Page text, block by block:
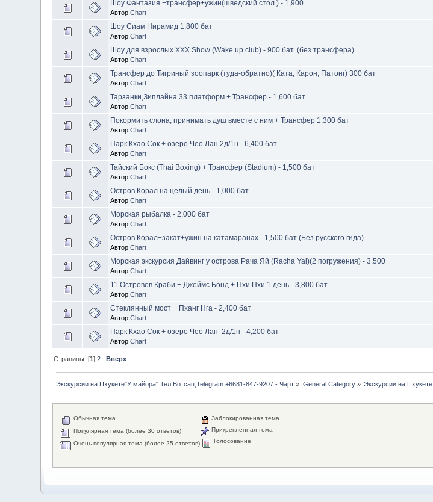
Шоу Фантазия +трансфер+ужин(шведский стол ) - 1,900
АвторChart
Шоу Сиам Нирамид​ 1,800 бат
АвторChart
Шоу для взрослых XXX Show (Wake up club) - 900 бат. (без трансфера)
АвторChart
Трансфер до Тигриный зоопарк (туда-обратно)( Ката, Карон, Патонг) 300 бат
АвторChart
Тарзанки,Зиплайна 33 платформ + Трансфер - 1,600 бат
АвторChart
Покормить слона, принимать душ вместе с ним + Трансфер 1,300 бат
АвторChart
Парк Кхао Сок + озеро Чео Лан 2д/1н - 6,400 бат
АвторChart
Тайский Бокс (Thai Boxing) + Трансфер (Stadium) - 1,500 бат
АвторChart
Остров Корал на целый день - 1,000 бат
АвторChart
Морская рыбалка - 2,000 бат
АвторChart
Остров Корал+закат+ужин на катамаранах - 1,500 бат (Без русского гида)
АвторChart
Морская экскурсия Дайвинг у острова Рача Яй (Racha Yai)(2 погружения) - 3,500
АвторChart
11 Островов Краби + Джеймс Бонд + Пхи Пхи 1 день - 3,800 бат
АвторChart
Стеклянный мост + Пханг Нга - 2,400 бат
АвторChart
Парк Кхао Сок + озеро Чео Лан 2д/1н - 4,200 бат
АвторChart
Страницы: [1]2 Вверх
Экскурсии на Пхукете"У майора".Тел,Вотсап,Telegram +6681-847-9207 - Чарт » General Category» Экскурсии на Пхукете
Обычная тема
Популярная тема (более 30 ответов)
Очень популярная тема (более 25 ответов)
Заблокированная тема
Прикрепленная тема
Голосование